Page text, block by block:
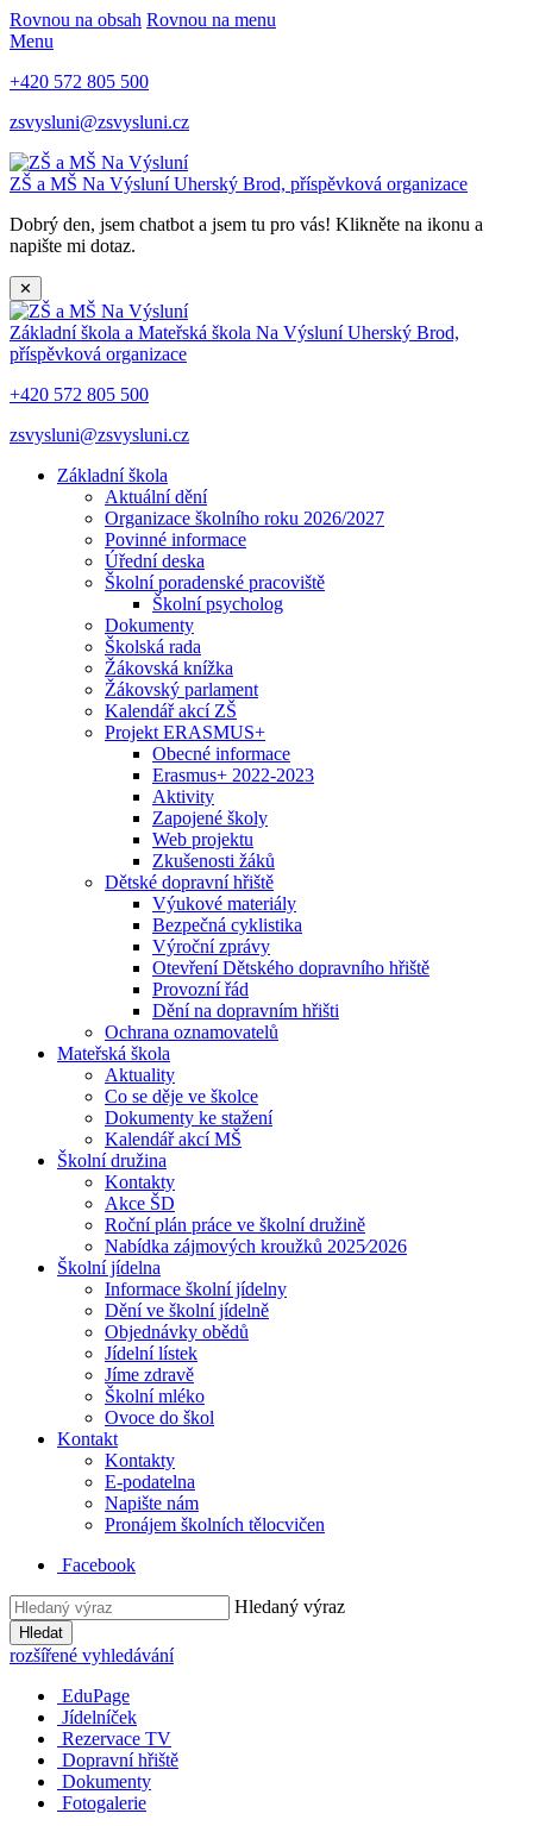
Rovnou na obsah Rovnou na menu
Menu
+420 572 805 500
zsvysluni@zsvysluni.cz
ZŠ a MŠ Na VýsluníUherský Brod, příspěvková organizace
Dobrý den, jsem chatbot a jsem tu pro vás! Klikněte na ikonu a
napište mi dotaz.
✕
Základní škola a Mateřská škola Na VýsluníUherský Brod,
příspěvková organizace
+420 572 805 500
zsvysluni@zsvysluni.cz
Základní škola
Aktuální dění
Organizace školního roku 2026/2027
Povinné informace
Úřední deska
Školní poradenské pracoviště
Školní psycholog
Dokumenty
Školská rada
Žákovská knížka
Žákovský parlament
Kalendář akcí ZŠ
Projekt ERASMUS+
Obecné informace
Erasmus+ 2022-2023
Aktivity
Zapojené školy
Web projektu
Zkušenosti žáků
Dětské dopravní hřiště
Výukové materiály
Bezpečná cyklistika
Výroční zprávy
Otevření Dětského dopravního hřiště
Provozní řád
Dění na dopravním hřišti
Ochrana oznamovatelů
Mateřská škola
Aktuality
Co se děje ve školce
Dokumenty ke stažení
Kalendář akcí MŠ
Školní družina
Kontakty
Akce ŠD
Roční plán práce ve školní družině
Nabídka zájmových kroužků 2025⁄2026
Školní jídelna
Informace školní jídelny
Dění ve školní jídelně
Objednávky obědů
Jídelní lístek
Jíme zdravě
Školní mléko
Ovoce do škol
Kontakt
Kontakty
E-podatelna
Napište nám
Pronájem školních tělocvičen
Facebook
Hledaný výraz
Hledat
rozšířené vyhledávání
EduPage
Jídelníček
Rezervace TV
Dopravní hřiště
Dokumenty
Fotogalerie